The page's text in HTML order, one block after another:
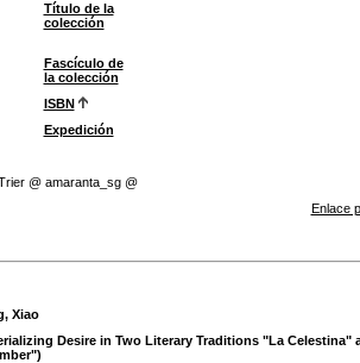
Título de la
colección
Fascículo de
la colección
ISBN
Expedición
@ amaranta_sg @
Enlace
Xiao
Desire in Two Literary Traditions "La Celestina"